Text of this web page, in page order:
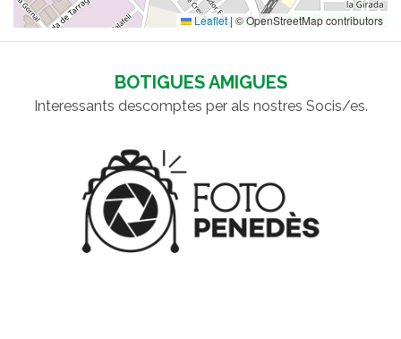
Leaflet| © OpenStreetMap contributors
BOTIGUES AMIGUES
Interessants descomptes per als nostres Socis/es.